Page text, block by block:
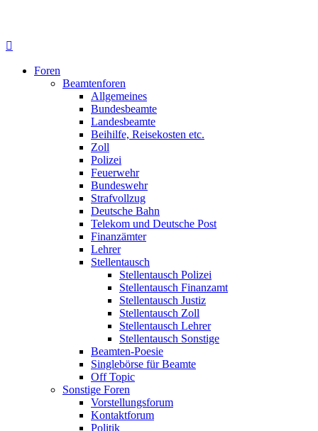
Foren
Beamtenforen
Allgemeines
Bundesbeamte
Landesbeamte
Beihilfe, Reisekosten etc.
Zoll
Polizei
Feuerwehr
Bundeswehr
Strafvollzug
Deutsche Bahn
Telekom und Deutsche Post
Finanzämter
Lehrer
Stellentausch
Stellentausch Polizei
Stellentausch Finanzamt
Stellentausch Justiz
Stellentausch Zoll
Stellentausch Lehrer
Stellentausch Sonstige
Beamten-Poesie
Singlebörse für Beamte
Off Topic
Sonstige Foren
Vorstellungsforum
Kontaktforum
Politik